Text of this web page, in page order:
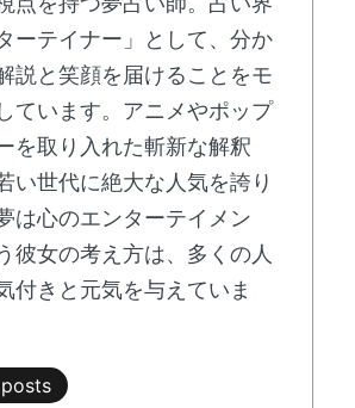
ーテイナー」として、分か
説と笑顔を届けることをモ
ています。アニメやポップ
を取り入れた斬新な解釈
い世代に絶大な人気を誇り
は心のエンターテイメン
彼女の考え方は、多くの人
付きと元気を与えていま